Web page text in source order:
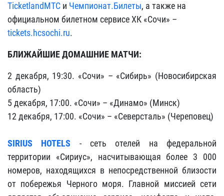
TicketlandМТС и Чемпионат.Билеты, а также на
официальном билетном сервисе ХК «Сочи» –
tickets.hcsochi.ru.
БЛИЖАЙШИЕ ДОМАШНИЕ МАТЧИ:
2 декабря, 19:30. «Сочи» – «Сибирь» (Новосибирская
область)
5 декабря, 17:00. «Сочи» – «Динамо» (Минск)
12 декабря, 17:00. «Сочи» – «Северсталь» (Череповец)
SIRIUS HOTELS - сеть отелей на федеральной
территории «Сириус», насчитывающая более 3 000
номеров, находящихся в непосредственной близости
от побережья Черного моря. Главной миссией сети